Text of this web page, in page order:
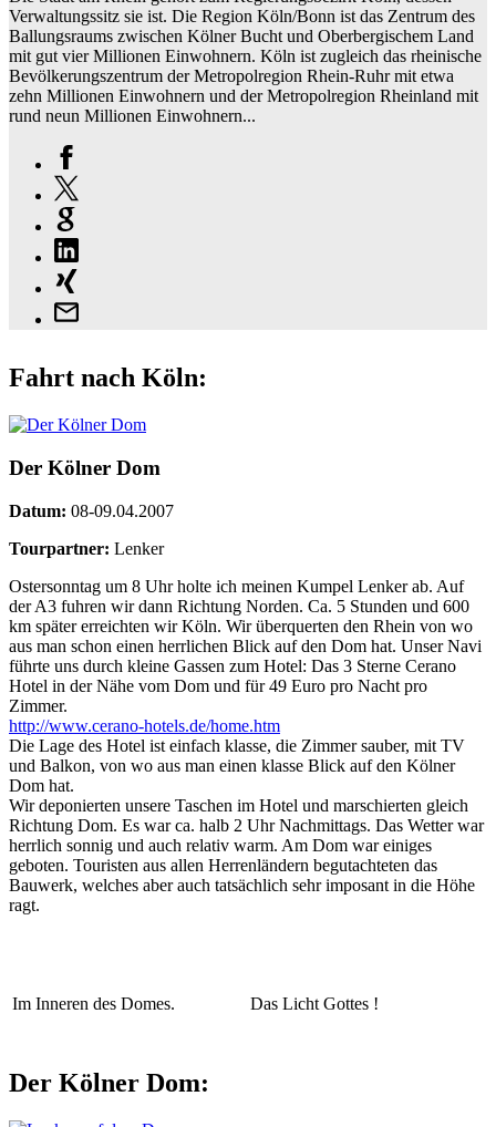
Verwaltungssitz sie ist. Die Region Köln/Bonn ist das Zentrum des
Ballungsraums zwischen Kölner Bucht und Oberbergischem Land
mit gut vier Millionen Einwohnern. Köln ist zugleich das rheinische
Bevölkerungszentrum der Metropolregion Rhein-Ruhr mit etwa
zehn Millionen Einwohnern und der Metropolregion Rheinland mit
rund neun Millionen Einwohnern...
Fahrt nach Köln:
Der Kölner Dom
Datum: 08-09.04.2007
Tourpartner: Lenker
Ostersonntag um 8 Uhr holte ich meinen Kumpel Lenker ab. Auf
der A3 fuhren wir dann Richtung Norden. Ca. 5 Stunden und 600
km später erreichten wir Köln. Wir überquerten den Rhein von wo
aus man schon einen herrlichen Blick auf den Dom hat. Unser Navi
führte uns durch kleine Gassen zum Hotel: Das 3 Sterne Cerano
Hotel in der Nähe vom Dom und für 49 Euro pro Nacht pro
Zimmer.
http://www.cerano-hotels.de/home.htm
Die Lage des Hotel ist einfach klasse, die Zimmer sauber, mit TV
und Balkon, von wo aus man einen klasse Blick auf den Kölner
Dom hat.
Wir deponierten unsere Taschen im Hotel und marschierten gleich
Richtung Dom. Es war ca. halb 2 Uhr Nachmittags. Das Wetter war
herrlich sonnig und auch relativ warm. Am Dom war einiges
geboten. Touristen aus allen Herrenländern begutachteten das
Bauwerk, welches aber auch tatsächlich sehr imposant in die Höhe
ragt.
Im Inneren des Domes. Das Licht Gottes !
Der Kölner Dom: